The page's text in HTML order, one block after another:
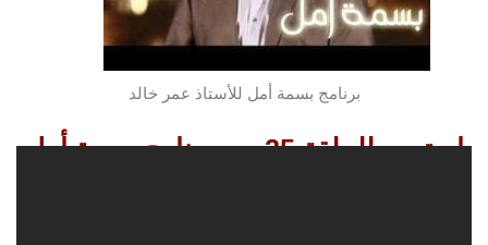
برنامج بسمة أمل للأستاذ عمر خالد
استمعو للحلقة 25 من برنامج بسمة أمل